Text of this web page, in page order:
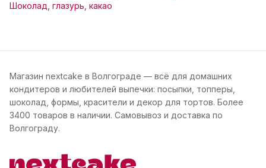
Шоколад, глазурь, какао
Магазин nextcake в Волгограде — всё для домашних
кондитеров и любителей выпечки: посыпки, топперы,
шоколад, формы, красители и декор для тортов. Более
3400 товаров в наличии. Самовывоз и доставка по
Волгограду.